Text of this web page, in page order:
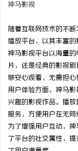
神马影视
随着互联网技术的不
播放平台，以其丰富
神马影视平台以海量
片，还是经典的影视
够安心观看，无需担心
用户体验方面，神马
兴趣的影视作品。播
服务，方便用户在无网
为了增强用户互动，
了平台的社交属性，